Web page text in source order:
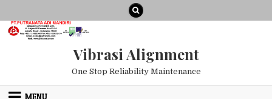
Vibrasi Alignment
One Stop Reliability Maintenance
MENU